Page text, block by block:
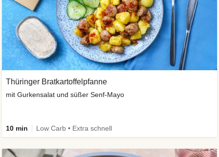
Thüringer Bratkartoffelpfanne
mit Gurkensalat und süßer Senf-Mayo
10 min Low Carb • Extra schnell